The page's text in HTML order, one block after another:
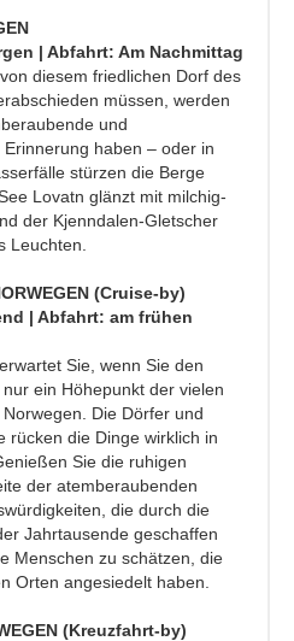
| Abfahrt: Am Nachmittag
diesem friedlichen Dorf des
müssen, werden
und
haben – oder in
stürzen die Berge
Lovatn glänzt mit milchig-
der Kjenndalen-Gletscher
Leuchten.
(Cruise-by)
| Abfahrt: am frühen
Sie, wenn Sie den
ein Höhepunkt der vielen
Die Dörfer und
rücken die Dinge wirklich in
Sie die ruhigen
der atemberaubenden
die durch die
Jahrtausende geschaffen
Menschen zu schätzen, die
Orten angesiedelt haben.
(Kreuzfahrt-by)